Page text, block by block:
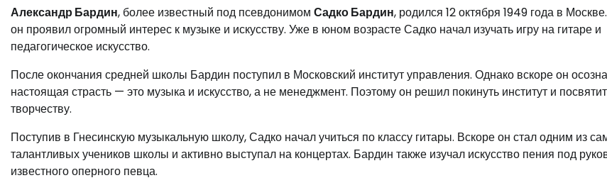
Александр Бардин, более известный под псевдонимом Садко Бардин, родился 12 октября 1949 года в
он проявил огромный интерес к музыке и искусству. Уже в юном возрасте Садко начал изучать игру на гитаре и
педагогическое искусство.
После окончания средней школы Бардин поступил в Московский институт управления. Однако вскоре он
настоящая страсть — это музыка и искусство, а не менеджмент. Поэтому он решил покинуть институт и
творчеству.
Поступив в Гнесинскую музыкальную школу, Садко начал учиться по классу гитары. Вскоре он стал одним из
талантливых учеников школы и активно выступал на концертах. Бардин также изучал искусство пения под
известного оперного певца.